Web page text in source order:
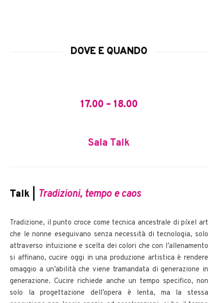
DOVE E QUANDO
17.00 – 18.00
Sala Talk
Talk | Tradizioni, tempo e caos
Tradizione, il punto croce come tecnica ancestrale di píxel art
che le nonne eseguivano senza necessità di tecnologia, solo
attraverso intuizione e scelta dei colori che con l’allenamento
si affinano, cucire oggi in una produzione artistica è rendere
omaggio a un’abilità che viene tramandata di generazione in
generazione. Cucire richiede anche un tempo specifico, non
solo la progettazione dell’opera è lenta, ma la stessa